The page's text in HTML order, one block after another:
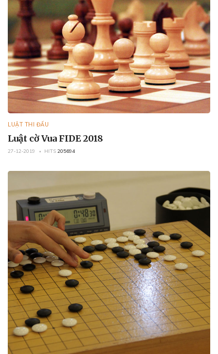
LUẬT THI ĐẤU
Luật cờ Vua FIDE 2018
27-12-2019 HITS 205694